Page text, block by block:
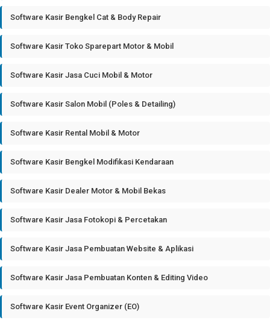
Software Kasir Bengkel Cat & Body Repair
Software Kasir Toko Sparepart Motor & Mobil
Software Kasir Jasa Cuci Mobil & Motor
Software Kasir Salon Mobil (Poles & Detailing)
Software Kasir Rental Mobil & Motor
Software Kasir Bengkel Modifikasi Kendaraan
Software Kasir Dealer Motor & Mobil Bekas
Software Kasir Jasa Fotokopi & Percetakan
Software Kasir Jasa Pembuatan Website & Aplikasi
Software Kasir Jasa Pembuatan Konten & Editing Video
Software Kasir Event Organizer (EO)